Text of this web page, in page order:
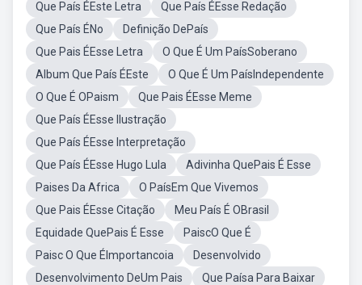
Que País ÉEste Letra
Que País ÉEsse Redação
Que País ÉNo
Definição DePaís
Que Pais ÉEsse Letra
O Que É Um PaísSoberano
Album Que País ÉEste
O Que É Um PaísIndependente
O Que É OPaism
Que Pais ÉEsse Meme
Que País ÉEsse Ilustração
Que País ÉEsse Interpretação
Que País ÉEsse Hugo Lula
Adivinha QuePais É Esse
Paises Da Africa
O PaísEm Que Vivemos
Que Pais ÉEsse Citação
Meu País É OBrasil
Equidade QuePais É Esse
PaiscO Que É
Paisc O Que ÉImportancoia
Desenvolvido
Desenvolvimento DeUm Pais
Que Paísa Para Baixar